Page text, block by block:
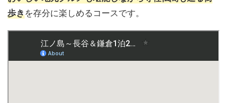
歩きを存分に楽しめるコースです。